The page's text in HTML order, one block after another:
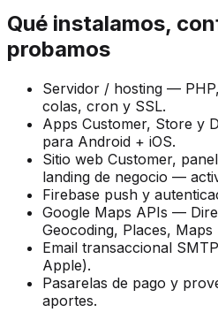
Qué instalamos,
probamos
Servidor / hosting —
colas, cron y SSL.
Apps Customer, Store y
para Android + iOS.
Sitio web Customer,
landing de negocio —
Firebase push y
Google Maps APIs —
Geocoding, Places,
Email transaccional
Apple).
Pasarelas de pago y
aportes.